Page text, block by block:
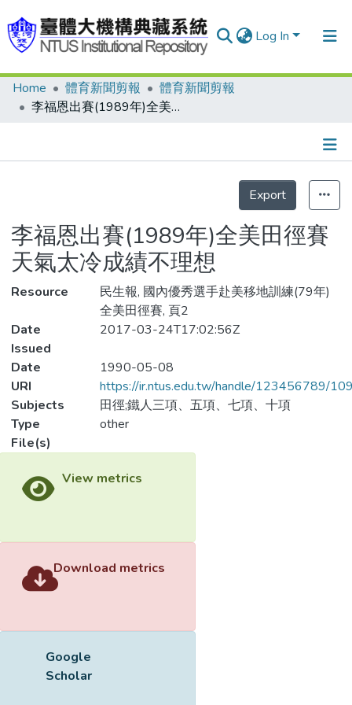
Log In
Communities & Collections
Statistics
Home 體育新聞剪報
體育新聞剪報
李福恩出賽(1989年)全美田徑賽 天氣太冷成績不理想
Export
李福恩出賽(1989年)全美田徑賽
天氣太冷成績不理想
Resource
民生報, 國內優秀選手赴美移地訓練(79年)
全美田徑賽, 頁2
Date
Issued
2017-03-24T17:02:56Z
Date
1990-05-08
URI
https://ir.ntus.edu.tw/handle/123456789/
Subjects
田徑;鐵人三項、五項、七項、十項
Type
other
File(s)
View metrics
Download metrics
Google
Scholar